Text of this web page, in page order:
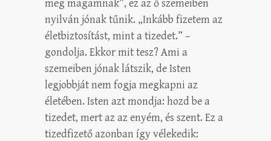
meg magamnak”, ez az ő szemeiben
nyilván jónak tűnik. „Inkább fizetem az
életbiztosítást, mint a tizedet.” –
gondolja. Ekkor mit tesz? Ami a
szemeiben jónak látszik, de Isten
legjobbját nem fogja megkapni az
életében. Isten azt mondja: hozd be a
tizedet, mert az az enyém, és szent. Ez a
tizedfizető azonban így vélekedik: